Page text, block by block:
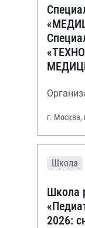
г.
Школа
Школа
2026: